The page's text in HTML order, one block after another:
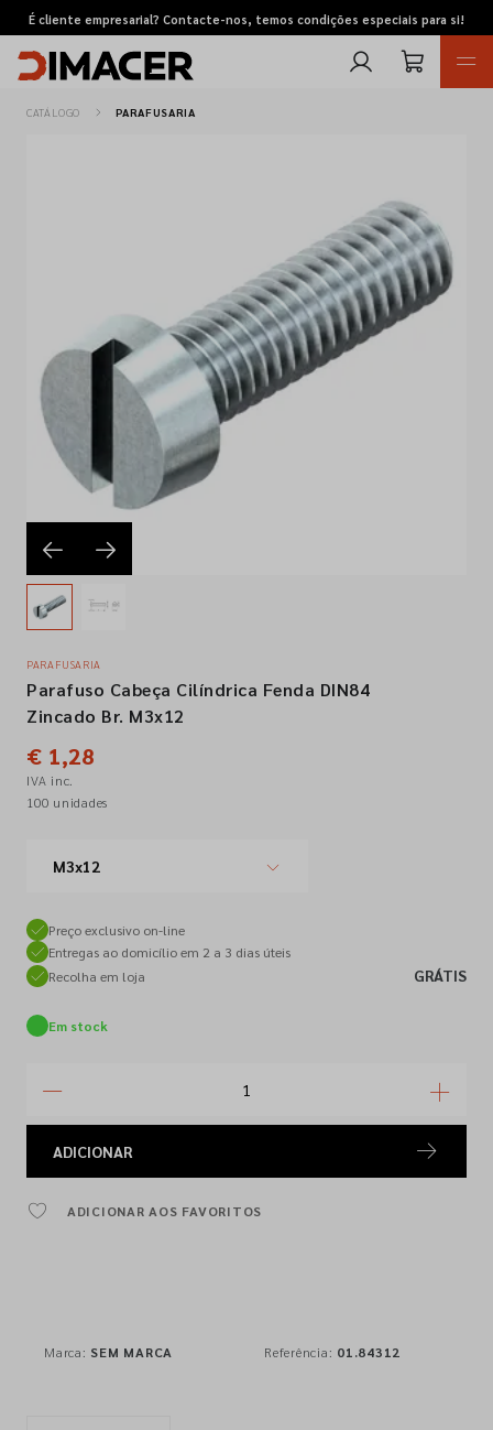
É cliente empresarial? Contacte-nos, temos condições especiais para si!
Pedidos de cotação
Marcas
Favoritos
Empresa
Contactos
Siga-nos nas redes sociais
CATÁLOGO PARAFUSARIA
PARAFUSARIA
Parafuso Cabeça Cilíndrica Fenda DIN84
Zincado Br. M3x12
€ 1,28
IVA inc.
100 unidades
M3x12
Preço exclusivo on-line
Entregas ao domicílio em 2 a 3 dias úteis
Recolha em loja
GRÁTIS
Em stock
ADICIONAR
ADICIONAR AOS FAVORITOS
Marca: SEM MARCA Referência: 01.84312